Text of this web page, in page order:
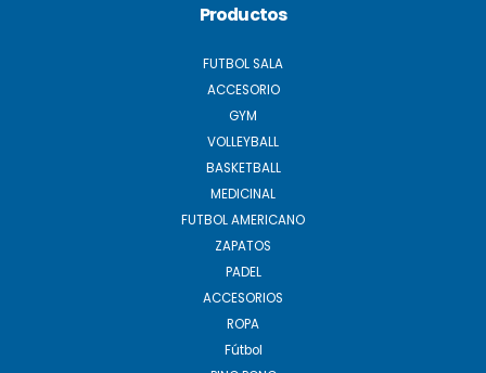
Productos
FUTBOL SALA
ACCESORIO
GYM
VOLLEYBALL
BASKETBALL
MEDICINAL
FUTBOL AMERICANO
ZAPATOS
PADEL
ACCESORIOS
ROPA
Fútbol